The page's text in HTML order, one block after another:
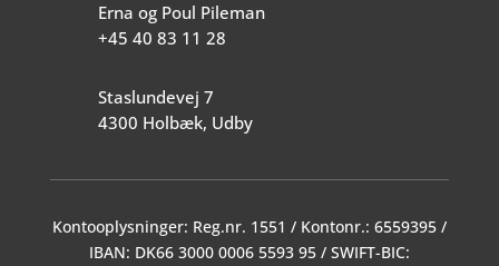
Erna og Poul Pileman
+45 40 83 11 28
Staslundevej 7
4300 Holbæk, Udby
Kontooplysninger: Reg.nr. 1551 / Kontonr.: 6559395 /
IBAN: DK66 3000 0006 5593 95 / SWIFT-BIC: